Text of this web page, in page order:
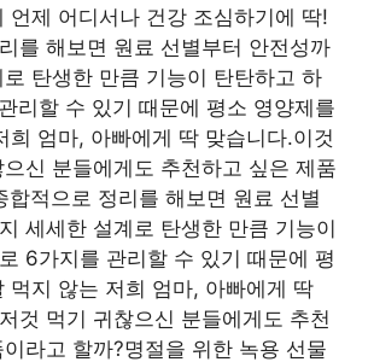
언제 어디서나 건강 조심하기에 딱!
를 해보면 원료 선별부터 안전성까
탄생한 만큼 기능이 탄탄하고 하
리할 수 있기 때문에 평소 영양제를
희 엄마, 아빠에게 딱 맞습니다.이것
신 분들에게도 추천하고 싶은 제품
합적으로 정리를 해보면 원료 선별
세세한 설계로 탄생한 만큼 기능이
6가지를 관리할 수 있기 때문에 평
먹지 않는 저희 엄마, 아빠에게 딱
것 먹기 귀찮으신 분들에게도 추천
라고 할까?명절을 위한 녹용 선물